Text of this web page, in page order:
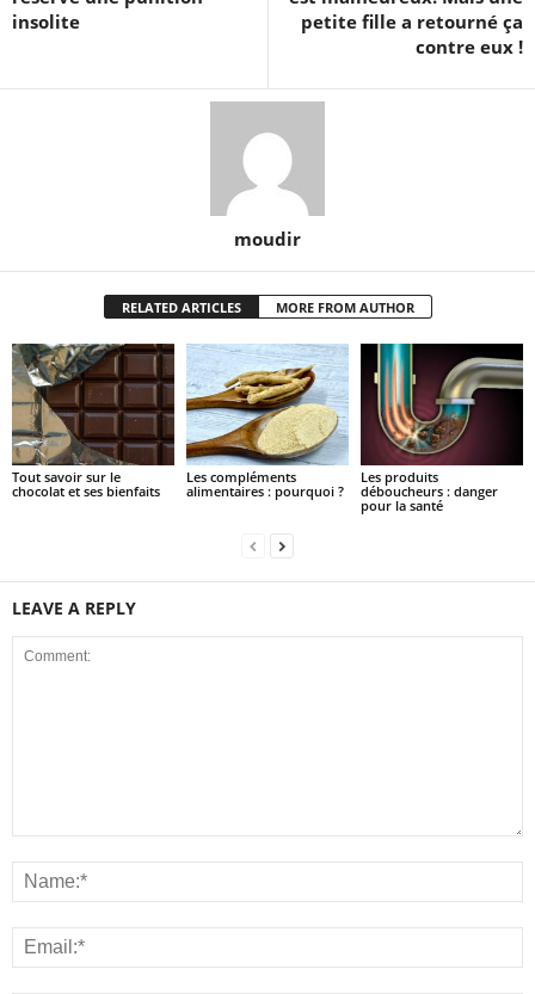
insolite
petite fille a retourné ça
contre eux !
moudir
RELATED ARTICLES MORE FROM AUTHOR
Tout savoir sur le
chocolat et ses bienfaits
Les compléments
alimentaires : pourquoi ?
Les produits
déboucheurs : danger
pour la santé
LEAVE A REPLY